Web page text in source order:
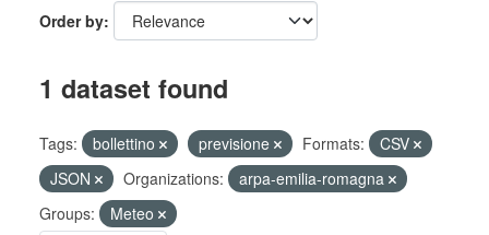
Order by
1 dataset found
Tags: bollettino previsione Formats:
CSV
JSON
Organizations:
arpa-emilia-romagna
Groups:
Meteo